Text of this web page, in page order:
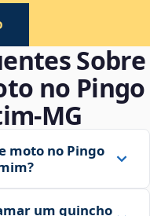
Sobre
no Pingo
moto no Pingo
um guincho